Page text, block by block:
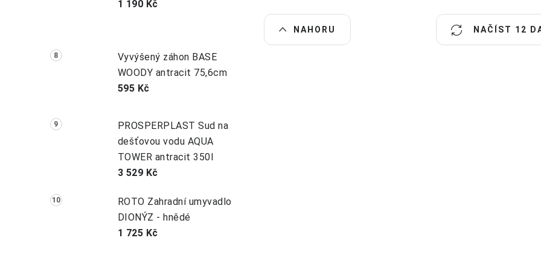
1 190 Kč
Vyvýšený záhon BASE
WOODY antracit 75,6cm
595 Kč
PROSPERPLAST Sud na
dešťovou vodu AQUA
TOWER antracit 350l
3 529 Kč
ROTO Zahradní umyvadlo
DIONÝZ - hnědé
1 725 Kč
O
v
NAČÍST 12
NAHORU